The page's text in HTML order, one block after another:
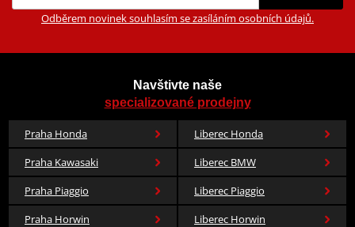
Odběrem novinek souhlasím se zasíláním osobních údajů.
Navštivte naše
specializované prodejny
Praha Honda
Liberec Honda
Praha Kawasaki
Liberec BMW
Praha Piaggio
Liberec Piaggio
Praha Horwin
Liberec Horwin